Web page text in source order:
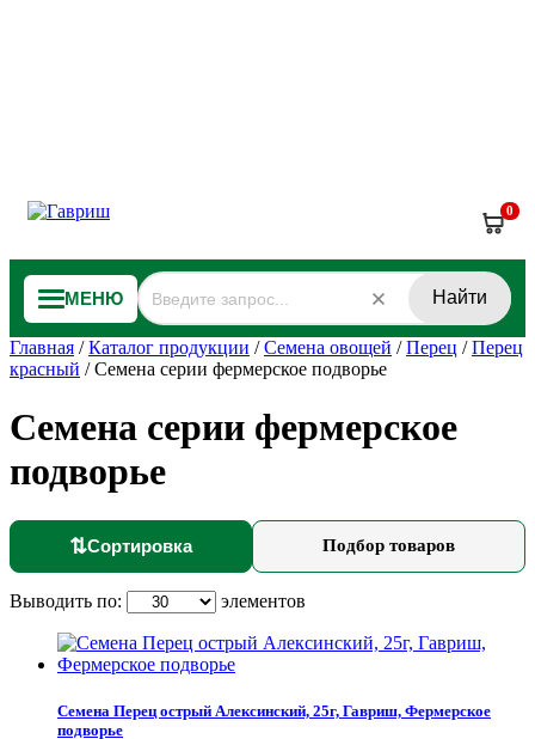
0
МЕНЮ Найти
Главная /Каталог продукции /Семена овощей /Перец /Перец
красный /Семена серии фермерское подворье
Семена серии фермерское
подворье
⇅Сортировка Подбор товаров
Выводить по: элементов
Семена Перец острый Алексинский, 25г, Гавриш, Фермерское
подворье